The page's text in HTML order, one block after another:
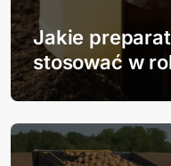
Jakie
stosować w